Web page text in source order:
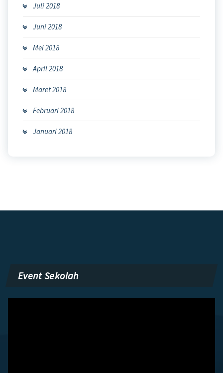
Juli 2018
Juni 2018
Mei 2018
April 2018
Maret 2018
Februari 2018
Januari 2018
Event Sekolah